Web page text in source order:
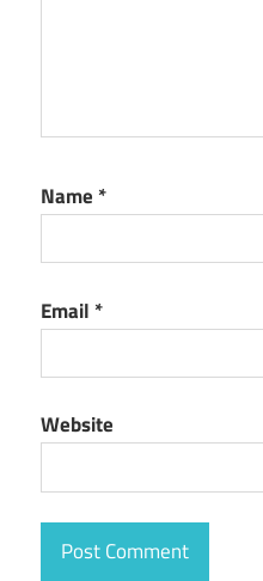
Name *
Email *
Website